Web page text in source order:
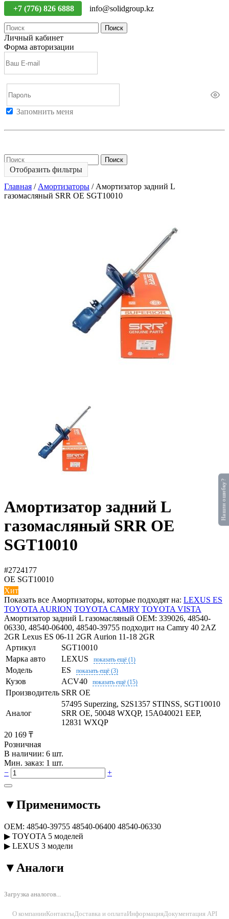
+7 (776) 826 6888 info@solidgroup.kz
Поиск
Личный кабинет
Форма авторизации
Запомнить меня
Поиск
Отобразить фильтры
Главная / Амортизаторы / Амортизатор задний L
газомасляный SRR OE SGT10010
Амортизатор задний L
газомасляный SRR OE
SGT10010
#2724177
OE SGT10010
Хит
Показать все Амортизаторы, которые подходят на: LEXUS ES
TOYOTA AURION TOYOTA CAMRY TOYOTA VISTA
Амортизатор задний L газомасляный OEM: 339026, 48540-
06330, 48540-06400, 48540-39755 подходит на Camry 40 2AZ
2GR Lexus ES 06-11 2GR Aurion 11-18 2GR
Артикул
SGT10010
Марка авто
LEXUS показать ещё (1)
Модель ES показать ещё (3)
Кузов ACV40 показать ещё (15)
Производитель SRR OE
Аналог
57495 Superzing, S2S1357 STINSS, SGT10010
SRR OE, 50048 WXQP, 15A040021 EEP,
12831 WXQP
20 169 ₸
Розничная
В наличии: 6 шт.
Мин. заказ: 1 шт.
−
+
▼Применимость
OEM: 48540-39755 48540-06400 48540-06330
▶ TOYOTA 5 моделей
▶ LEXUS 3 модели
▼ Аналоги
Загрузка аналогов...
О компанииКонтактыДоставка и оплатаИнформацияДокументация API
Нашли ошибку?